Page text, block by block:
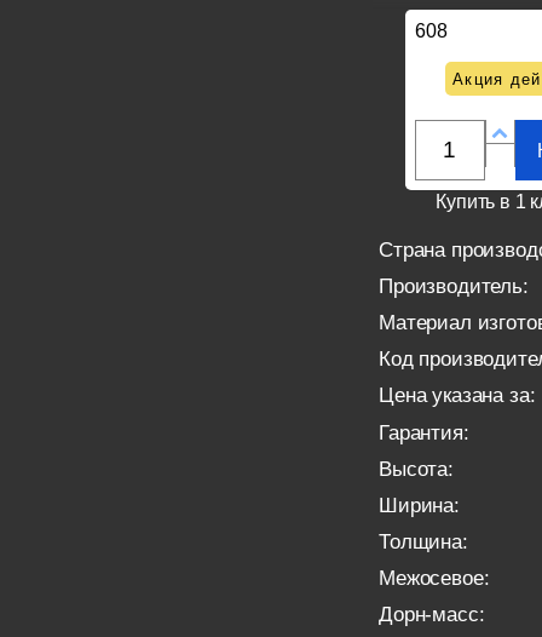
608
Акция
Купить в 1
Страна
Производитель:
Материал
Код
Цена указана за:
Гарантия:
Высота:
Ширина:
Толщина:
Межосевое:
Дорн-масс: